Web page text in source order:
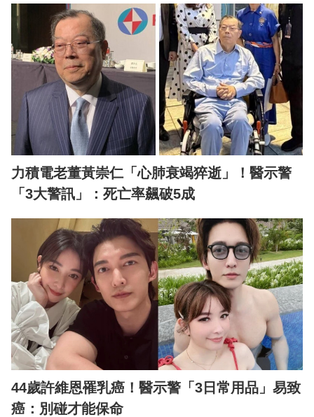
力積電老董黃崇仁「心肺衰竭猝逝」！醫示警
「3大警訊」：死亡率飆破5成
44歲許維恩罹乳癌！醫示警「3日常用品」易致
癌：別碰才能保命